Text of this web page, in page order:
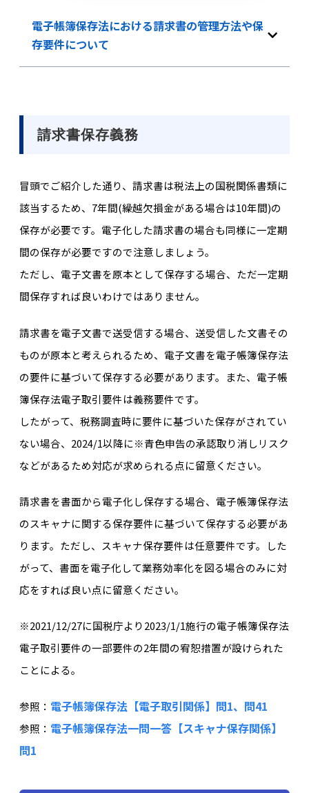
電子帳簿保存法における請求書の管理方法や保
存要件について
請求書保存義務
冒頭でご紹介した通り、請求書は税法上の国税関係書類に
該当するため、7年間(繰越欠損金がある場合は10年間)の
保存が必要です。電子化した請求書の場合も同様に一定期
間の保存が必要ですので注意しましょう。
ただし、電子文書を原本として保存する場合、ただ一定期
間保存すれば良いわけではありません。
請求書を電子文書で送受信する場合、送受信した文書その
ものが原本と考えられるため、電子文書を電子帳簿保存法
の要件に基づいて保存する必要があります。また、電子帳
簿保存法電子取引要件は義務要件です。
したがって、税務調査時に要件に基づいた保存がされてい
ない場合、2024/1以降に※青色申告の承認取り消しリスク
などがあるため対応が求められる点に留意ください。
請求書を書面から電子化し保存する場合、電子帳簿保存法
のスキャナに関する保存要件に基づいて保存する必要があ
ります。ただし、スキャナ保存要件は任意要件です。した
がって、書面を電子化して業務効率化を図る場合のみに対
応をすれば良い点に留意ください。
※2021/12/27に国税庁より2023/1/1施行の電子帳簿保存法
電子取引要件の一部要件の2年間の宥恕措置が設けられた
ことによる。
参照： 電子帳簿保存法【電子取引関係】問1、問41
参照： 電子帳簿保存法一問一答【スキャナ保存関係】
問1